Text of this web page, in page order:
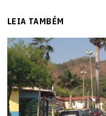
LEIA TAMBÉM